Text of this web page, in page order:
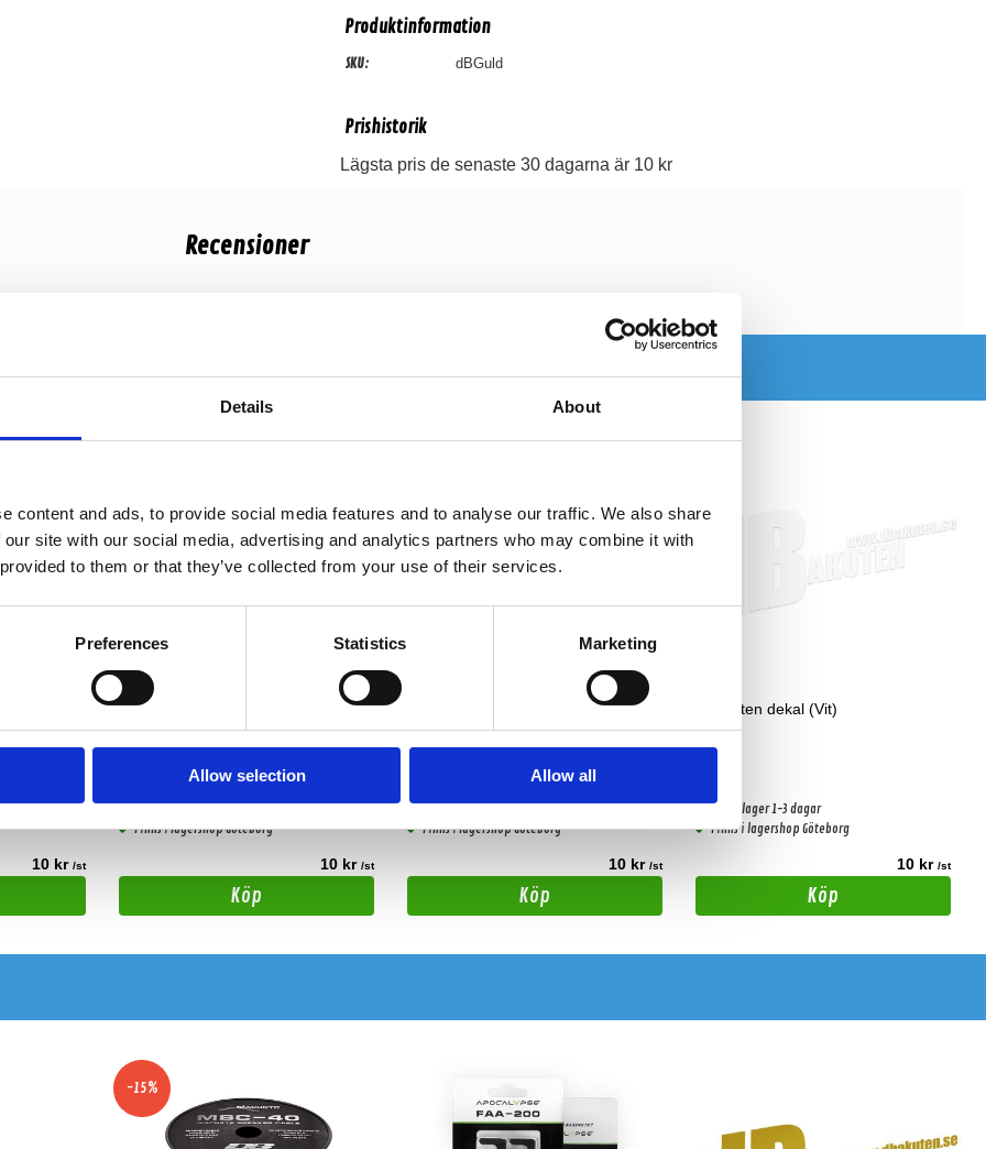
Details About
content and ads, to provide social media features and to analyse our traffic. We also share
site with our social media, advertising and analytics partners who may combine it with
to them or that they’ve collected from your use of their services.
Preferences Statistics Marketing
Allow selection Allow all
Produktinformation
SKU: dBGuld
Prishistorik
Lägsta pris de senaste 30 dagarna är 10 kr
Recensioner
färg)
10 kr /st
dBAkuten dekal (Rosa)
Finns i lagershop Göteborg
10 kr /st
Köp
Finns i lagershop Göteborg
10 kr /st
Köp
dBAkuten dekal (Vit)
Snabblager 1-3 dagar
Finns i lagershop Göteborg
10 kr /st
Köp
-15%